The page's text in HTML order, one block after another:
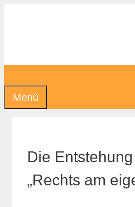
Menü
Die
„Rechts am